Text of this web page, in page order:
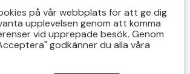
Mån-Tors 12-14 Lör 12-14
e-post: order@agersta.nu
© 2026 Agersta.
på vår webbplats för att ge dig
upplevelsen genom att komma
vid upprepade besök. Genom
godkänner du alla våra